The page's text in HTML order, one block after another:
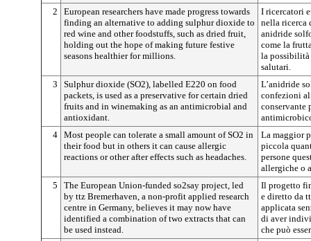
2
European researchers have made progress towards
finding an alternative to adding sulphur dioxide to
red wine and other foodstuffs, such as dried fruit,
holding out the hope of making future festive
seasons healthier for millions.
I ricercatori
nella ricerca
anidride
come la
la possibilità
salutari.
3
Sulphur dioxide (SO2), labelled E220 on food
packets, is used as a preservative for certain dried
fruits and in winemaking as an antimicrobial and
antioxidant.
L’anidride
confezioni
conservante
4 Most people can tolerate a small amount of SO2 in
their food but in others it can cause allergic
reactions or other after effects such as headaches.
La maggior
piccola
persone
allergiche o
5
The European Union-funded so2say project, led
by ttz Bremerhaven, a non-profit applied research
centre in Germany, believes it may now have
identified a combination of two extracts that can
be used instead.
Il progetto
e diretto da
applicata
di aver
che può